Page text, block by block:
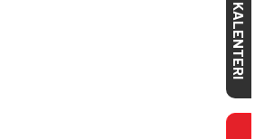
KALENTERI